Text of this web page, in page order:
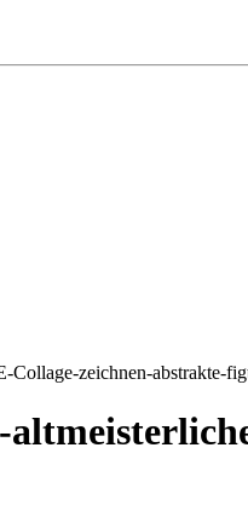
zeichnen-abstrakte-